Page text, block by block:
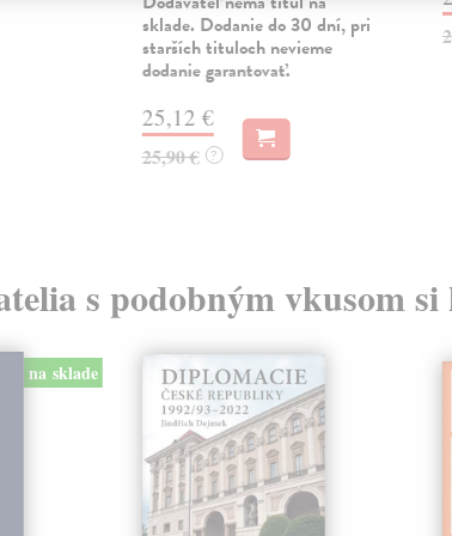
sklade. Dodanie do 30 dní, pri
starších tituloch nevieme
dodanie garantovať.
25,12 €
25,90 € ?
s podobným vkusom
na sklade